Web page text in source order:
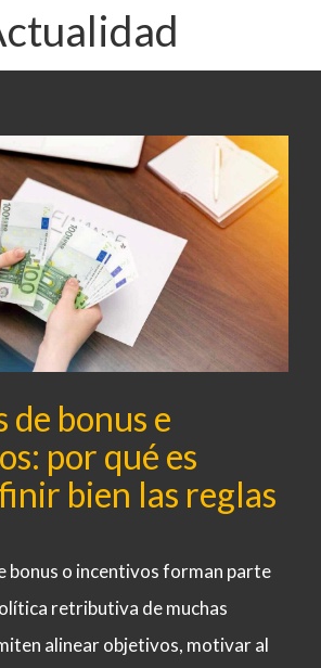
de bonus e
por qué es
bien las reglas
bonus o incentivos forman parte
retributiva de muchas
alinear objetivos, motivar al